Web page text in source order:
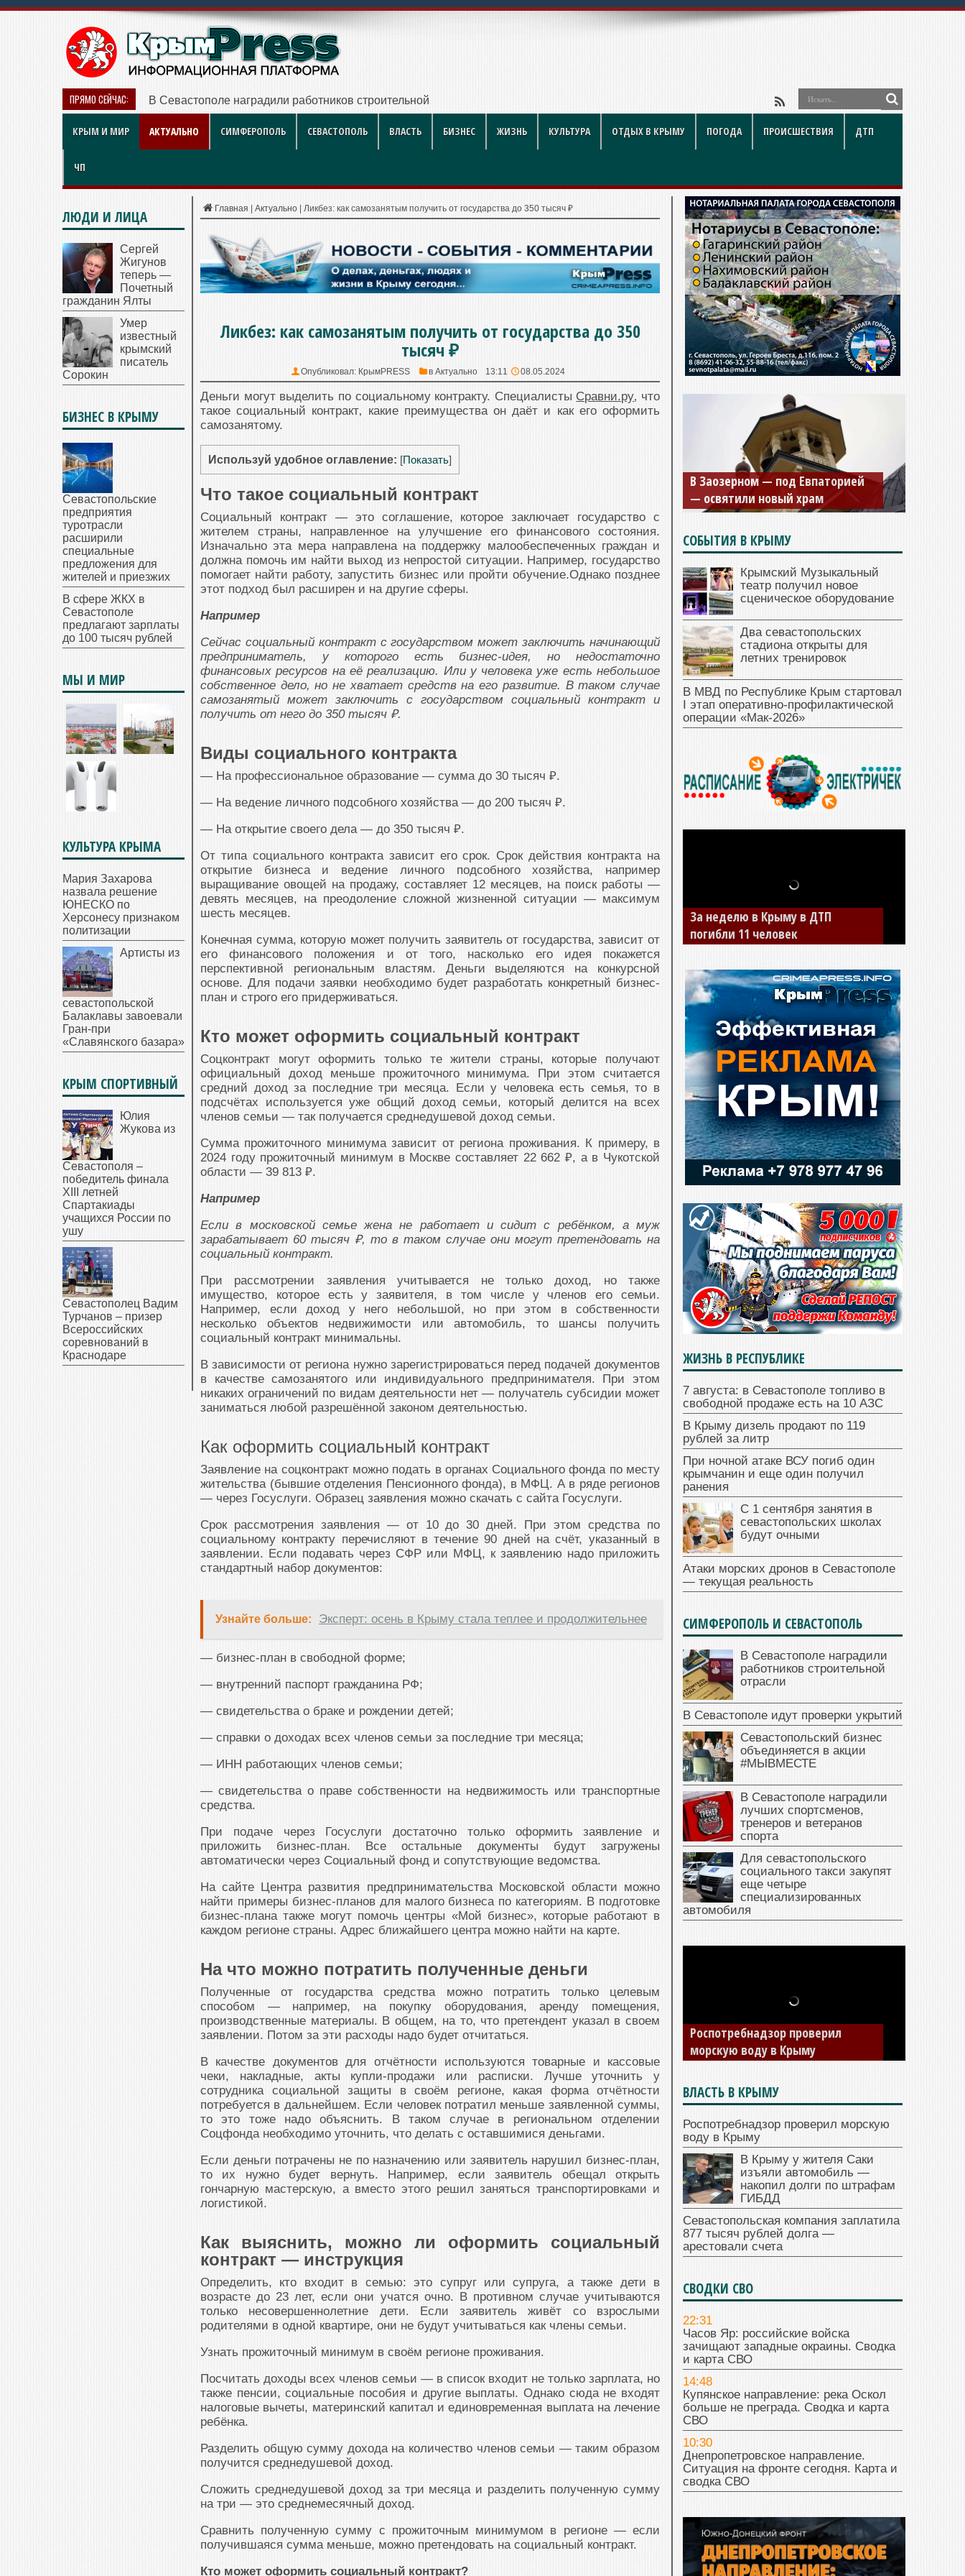
ПРЯМО СЕЙЧАС: В Севастополе наградили работников строительной отрасли
КРЫМ И МИР АКТУАЛЬНО СИМФЕРОПОЛЬ СЕВАСТОПОЛЬ ВЛАСТЬ БИЗНЕС ЖИЗНЬ КУЛЬТУРА ОТДЫХ В КРЫМУ ПОГОДА ПРОИСШЕСТВИЯ ДТП
ЧП
Главная Актуально Ликбез: как самозанятым получить от государства до 350 тысяч ₽
Ликбез: как самозанятым получить от государства до 350
тысяч ₽
Опубликовал: КрымPRESS в Актуально 13:11 08.05.2024
Деньги могут выделить по социальному контракту. Специалисты Сравни.ру‚ что
такое социальный контракт‚ какие преимущества он даёт и как его оформить
самозанятому.
Используй удобное оглавление: [Показать]
Что такое социальный контракт
Социальный контракт — это соглашение, которое заключает государство с
жителем страны, направленное на улучшение его финансового состояния.
Изначально эта мера направлена на поддержку малообеспеченных граждан и
должна помочь им найти выход из непростой ситуации. Например, государство
помогает найти работу, запустить бизнес или пройти обучение.Однако позднее
этот подход был расширен и на другие сферы.
Например
Сейчас социальный контракт с государством может заключить начинающий
предприниматель, у которого есть бизнес-идея, но недостаточно
финансовых ресурсов на её реализацию. Или у человека уже есть небольшое
собственное дело, но не хватает средств на его развитие. В таком случае
самозанятый может заключить с государством социальный контракт и
получить от него до 350 тысяч ₽.
Виды социального контракта
— На профессиональное образование — сумма до 30 тысяч ₽.
— На ведение личного подсобного хозяйства — до 200 тысяч ₽.
— На открытие своего дела — до 350 тысяч ₽.
От типа социального контракта зависит его срок. Срок действия контракта на
открытие бизнеса и ведение личного подсобного хозяйства, например
выращивание овощей на продажу, составляет 12 месяцев, на поиск работы —
девять месяцев, на преодоление сложной жизненной ситуации — максимум
шесть месяцев.
Конечная сумма, которую может получить заявитель от государства, зависит от
его финансового положения и от того, насколько его идея покажется
перспективной региональным властям. Деньги выделяются на конкурсной
основе. Для подачи заявки необходимо будет разработать конкретный бизнес-
план и строго его придерживаться.
Кто может оформить социальный контракт
Соцконтракт могут оформить только те жители страны, которые получают
официальный доход меньше прожиточного минимума. При этом считается
средний доход за последние три месяца. Если у человека есть семья, то в
подсчётах используется уже общий доход семьи, который делится на всех
членов семьи — так получается среднедушевой доход семьи.
Сумма прожиточного минимума зависит от региона проживания. К примеру, в
2024 году прожиточный минимум в Москве составляет 22 662 ₽, а в Чукотской
области — 39 813 ₽.
Например
Если в московской семье жена не работает и сидит с ребёнком, а муж
зарабатывает 60 тысяч ₽, то в таком случае они могут претендовать на
социальный контракт.
При рассмотрении заявления учитывается не только доход, но также
имущество, которое есть у заявителя, в том числе у членов его семьи.
Например, если доход у него небольшой, но при этом в собственности
несколько объектов недвижимости или автомобиль, то шансы получить
социальный контракт минимальны.
В зависимости от региона нужно зарегистрироваться перед подачей документов
в качестве самозанятого или индивидуального предпринимателя. При этом
никаких ограничений по видам деятельности нет — получатель субсидии может
заниматься любой разрешённой законом деятельностью.
Как оформить социальный контракт
Заявление на соцконтракт можно подать в органах Социального фонда по месту
жительства (бывшие отделения Пенсионного фонда), в МФЦ. А в ряде регионов
— через Госуслуги. Образец заявления можно скачать с сайта Госуслуги.
Срок рассмотрения заявления — от 10 до 30 дней. При этом средства по
социальному контракту перечисляют в течение 90 дней на счёт, указанный в
заявлении. Если подавать через СФР или МФЦ, к заявлению надо приложить
стандартный набор документов:
Узнайте больше: Эксперт: осень в Крыму стала теплее и продолжительнее
— бизнес-план в свободной форме;
— внутренний паспорт гражданина РФ;
— свидетельства о браке и рождении детей;
— справки о доходах всех членов семьи за последние три месяца;
— ИНН работающих членов семьи;
— свидетельства о праве собственности на недвижимость или транспортные
средства.
При подаче через Госуслуги достаточно только оформить заявление и
приложить бизнес-план. Все остальные документы будут загружены
автоматически через Социальный фонд и сопутствующие ведомства.
На сайте Центра развития предпринимательства Московской области можно
найти примеры бизнес-планов для малого бизнеса по категориям. В подготовке
бизнес-плана также могут помочь центры «Мой бизнес», которые работают в
каждом регионе страны. Адрес ближайшего центра можно найти на карте.
На что можно потратить полученные деньги
Полученные от государства средства можно потратить только целевым
способом — например, на покупку оборудования, аренду помещения,
производственные материалы. В общем, на то, что претендент указал в своем
заявлении. Потом за эти расходы надо будет отчитаться.
В качестве документов для отчётности используются товарные и кассовые
чеки, накладные, акты купли-продажи или расписки. Лучше уточнить у
сотрудника социальной защиты в своём регионе, какая форма отчётности
потребуется в дальнейшем. Если человек потратил меньше заявленной суммы,
то это тоже надо объяснить. В таком случае в региональном отделении
Соцфонда необходимо уточнить, что делать с оставшимися деньгами.
Если деньги потрачены не по назначению или заявитель нарушил бизнес-план,
то их нужно будет вернуть. Например, если заявитель обещал открыть
гончарную мастерскую, а вместо этого решил заняться транспортировками и
логистикой.
Как выяснить, можно ли оформить социальный
контракт — инструкция
Определить, кто входит в семью: это супруг или супруга, а также дети в
возрасте до 23 лет, если они учатся очно. В противном случае учитываются
только несовершеннолетние дети. Если заявитель живёт со взрослыми
родителями в одной квартире, они не будут учитываться как члены семьи.
Узнать прожиточный минимум в своём регионе проживания.
Посчитать доходы всех членов семьи — в список входит не только зарплата, но
также пенсии, социальные пособия и другие выплаты. Однако сюда не входят
налоговые вычеты, материнский капитал и единовременная выплата на лечение
ребёнка.
Разделить общую сумму дохода на количество членов семьи — таким образом
получится среднедушевой доход.
Сложить среднедушевой доход за три месяца и разделить полученную сумму
на три — это среднемесячный доход.
Сравнить полученную сумму с прожиточным минимумом в регионе — если
получившаяся сумма меньше, можно претендовать на социальный контракт.
Кто может оформить социальный контракт?
ЛЮДИ И ЛИЦА
Сергей
Жигунов
теперь —
Почетный
гражданин Ялты
Умер
известный
крымский
писатель
Сорокин
БИЗНЕС В КРЫМУ
Севастопольские
предприятия
туротрасли
расширили
специальные
предложения для
жителей и приезжих
В сфере ЖКХ в
Севастополе
предлагают зарплаты
до 100 тысяч рублей
МЫ И МИР
КУЛЬТУРА КРЫМА
Мария Захарова
назвала решение
ЮНЕСКО по
Херсонесу признаком
политизации
Артисты из
севастопольской
Балаклавы завоевали
Гран-при
«Славянского базара»
КРЫМ СПОРТИВНЫЙ
Юлия
Жукова из
Севастополя –
победитель финала
XIII летней
Спартакиады
учащихся России по
ушу
Севастополец Вадим
Турчанов – призер
Всероссийских
соревнований в
Краснодаре
Мужской монастырь Косьмы и
Дамиана в Крыму вновь открыт
для посещения
СОБЫТИЯ В КРЫМУ
Крымский Музыкальный
театр получил новое
сценическое оборудование
Два севастопольских
стадиона открыты для
летних тренировок
В МВД по Республике Крым стартовал
I этап оперативно‑профилактической
операции «Мак‑2026»
В Джанкое водитель ВАЗа сбил
двух детей на «зебре»
ЖИЗНЬ В РЕСПУБЛИКЕ
7 августа: в Севастополе топливо в
свободной продаже есть на 10 АЗС
В Крыму дизель продают по 119
рублей за литр
При ночной атаке ВСУ погиб один
крымчанин и еще один получил
ранения
С 1 сентября занятия в
севастопольских школах
будут очными
Атаки морских дронов в Севастополе
— текущая реальность
СИМФЕРОПОЛЬ И СЕВАСТОПОЛЬ
В Севастополе наградили
работников строительной
отрасли
В Севастополе идут проверки укрытий
Севастопольский бизнес
объединяется в акции
#МЫВМЕСТЕ
В Севастополе наградили
лучших спортсменов,
тренеров и ветеранов
спорта
Для севастопольского
социального такси закупят
еще четыре
специализированных
автомобиля
автомобиль — накопил долги по
штрафам ГИБДД
ВЛАСТЬ В КРЫМУ
Роспотребнадзор проверил морскую
воду в Крыму
В Крыму у жителя Саки
изъяли автомобиль —
накопил долги по штрафам
ГИБДД
Севастопольская компания заплатила
877 тысяч рублей долга —
арестовали счета
СВОДКИ СВО
22:31
Часов Яр: российские войска
зачищают западные окраины. Сводка
и карта СВО
14:48
Купянское направление: река Оскол
больше не преграда. Сводка и карта
СВО
10:30
Днепропетровское направление.
Ситуация на фронте сегодня. Карта и
сводка СВО